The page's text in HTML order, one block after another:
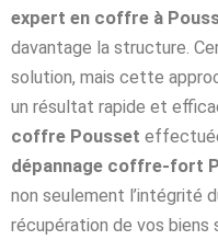
expert en coffre à
davantage la structure.
solution, mais cette
un résultat rapide et
coffre Pousset
dépannage coffre-fort
non seulement l’intégrité
récupération de vos biens